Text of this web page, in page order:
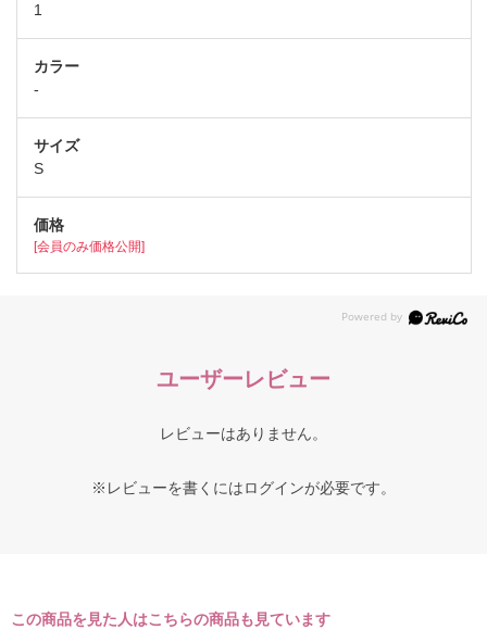
1
-
S
[会員のみ価格公開]
ユーザーレビュー
レビューはありません。
※レビューを書くにはログインが必要です。
この商品を見た人はこちらの商品も見ています